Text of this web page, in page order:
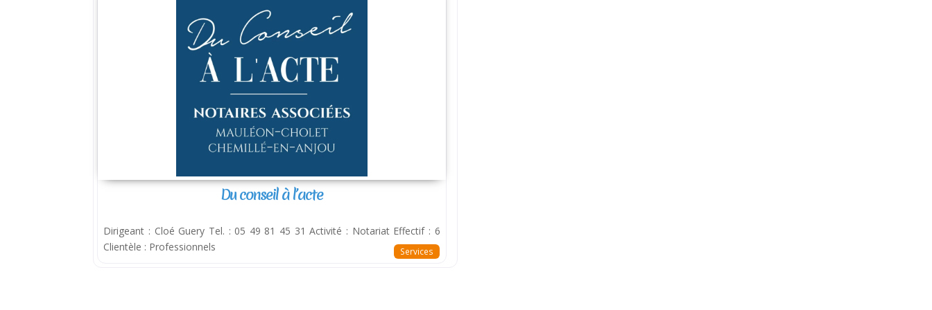
Services
Du conseil à l’acte
Dirigeant : Cloé Guery Tel. : 05 49 81 45 31 Activité : Notariat Effectif : 6
Clientèle : Professionnels